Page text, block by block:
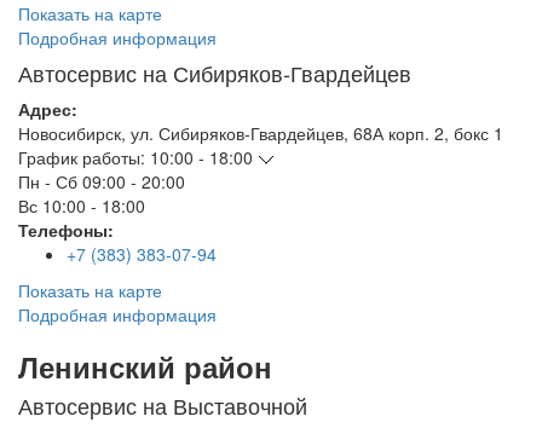
Показать на карте
Подробная информация
Автосервис на Сибиряков-Гвардейцев
Адрес:
Новосибирск, ул. Сибиряков-Гвардейцев, 68А корп. 2, бокс 1
График работы: 10:00 - 18:00
Пн - Сб 09:00 - 20:00
Вс 10:00 - 18:00
Телефоны:
+7 (383) 383-07-94
Показать на карте
Подробная информация
Ленинский район
Автосервис на Выставочной